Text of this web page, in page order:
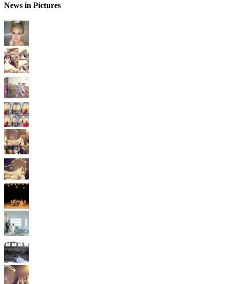
News in Pictures